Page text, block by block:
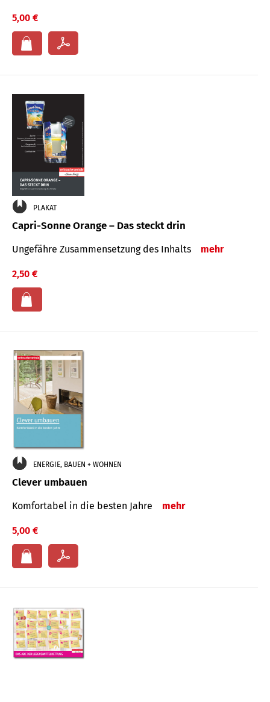
5,00 €
PLAKAT
Capri-Sonne Orange – Das steckt drin
Ungefähre Zu­sammen­setzung des Inhalts mehr
2,50 €
ENERGIE, BAUEN + WOHNEN
Clever umbauen
Komfortabel in die besten Jahre mehr
5,00 €